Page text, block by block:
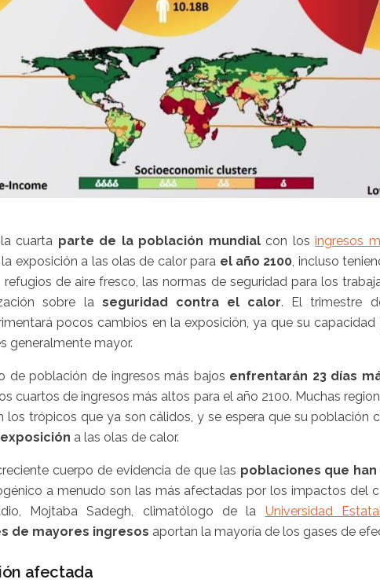
cuarta parte de la población mundialcon losingresos
exposición a las olas de calor para el año 2100, incluso
de aire fresco, las normas de seguridad para los
sobre la seguridad contra el calor. El trimestre
pocos cambios en la exposición, ya que su
generalmente mayor.
de población de ingresos más bajos enfrentarán 23 días
cuartos de ingresos más altos para el año 2100. Muchas
los trópicos que ya son cálidos, y se espera que su población
a las olas de calor.
cuerpo de evidencia de que las poblaciones que
a menudo son las más afectadas por los impactos del
Mojtaba Sadegh, climatólogo de la Universidad
de mayores ingresos aportan la mayoría de los gases de
afectada